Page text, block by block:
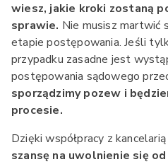
wiesz, jakie kroki zostaną
sprawie. Nie musisz martwić
etapie postępowania. Jeśli
przypadku zasadne jest
postępowania sądowego
sporządzimy pozew i
procesie.
Dzięki współpracy z
szansę na uwolnienie się